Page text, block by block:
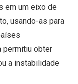
em um eixo de
usando-as para
permitiu obter
a instabilidade